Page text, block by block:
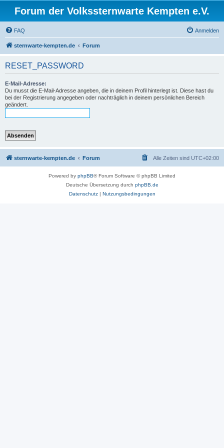
Forum der Volkssternwarte Kempten e.V.
FAQ Anmelden
sternwarte-kempten.de Forum
RESET_PASSWORD
E-Mail-Adresse:
Du musst die E-Mail-Adresse angeben, die in deinem Profil hinterlegt ist. Diese hast du
bei der Registrierung angegeben oder nachträglich in deinem persönlichen Bereich
geändert.
sternwarte-kempten.de Forum Alle Zeiten sind UTC+02:00
Powered by phpBB® Forum Software © phpBB Limited
Deutsche Übersetzung durch phpBB.de
Datenschutz| Nutzungsbedingungen